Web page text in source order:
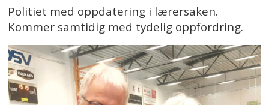
Politiet med oppdatering i lærersaken.
Kommer samtidig med tydelig oppfordring.